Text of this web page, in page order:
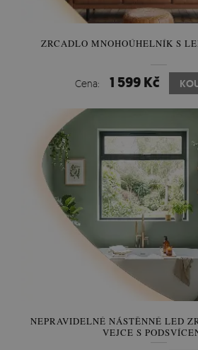
ZRCADLO MNOHOÚHELNÍK S
Cena: 1 599 Kč
NEPRAVIDELNÉ NÁSTĚNNÉ LED
VEJCE S